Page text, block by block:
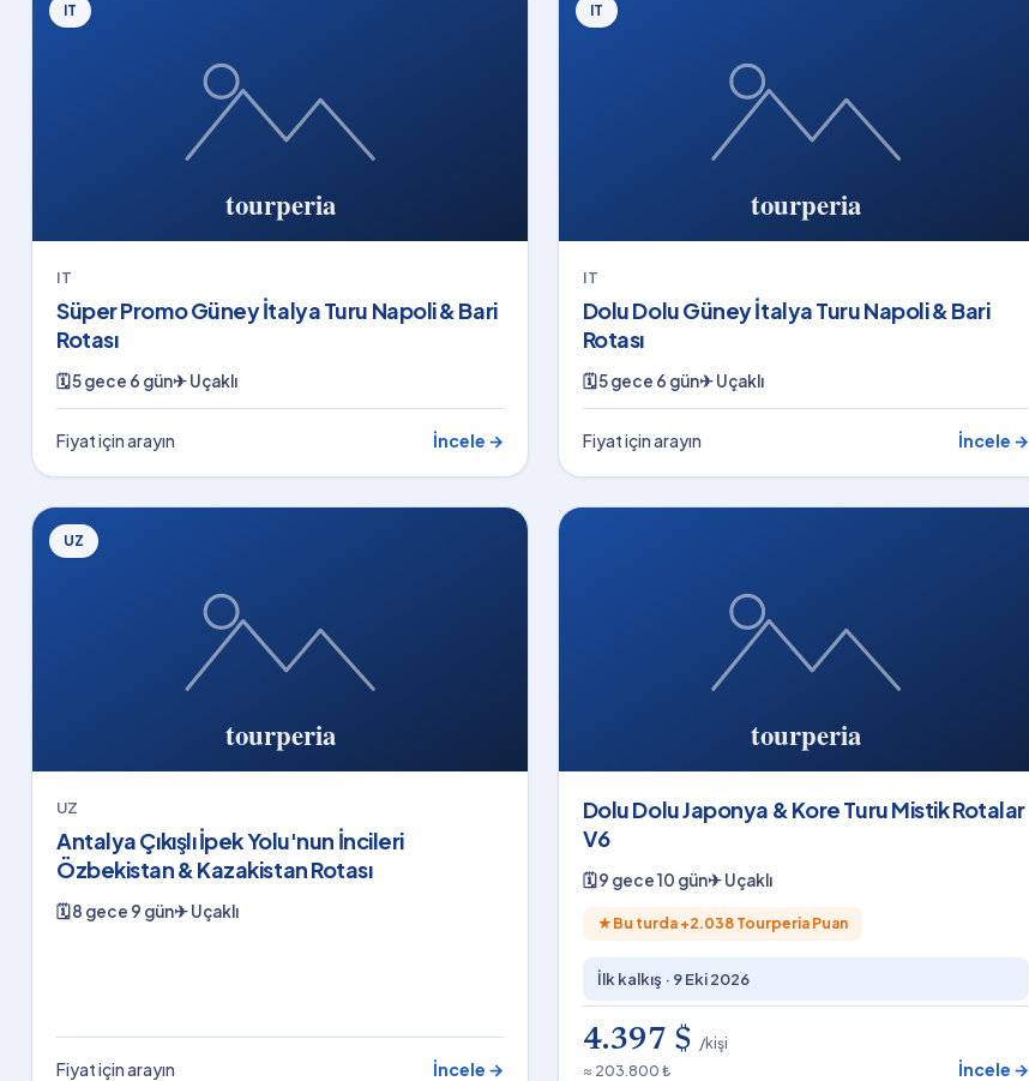
IT
IT
Süper Promo Güney İtalya Turu Napoli & Bari
Rotası
🗓5 gece 6 gün✈Uçaklı
Fiyat için arayın İncele →
IT
IT
Dolu Dolu Güney İtalya Turu Napoli & Bari
Rotası
🗓5 gece 6 gün✈Uçaklı
Fiyat için arayın İncele →
UZ
UZ
Antalya Çıkışlı İpek Yolu'nun İncileri
Özbekistan & Kazakistan Rotası
🗓8 gece 9 gün✈Uçaklı
Fiyat için arayın İncele →
Dolu Dolu Japonya & Kore Turu Mistik Rotalar
V6
🗓9 gece 10 gün✈Uçaklı
★ Bu turda +2.038Tourperia Puan
İlk kalkış · 9 Eki 2026
4.397 $ /kişi
≈ 203.800 ₺
İncele →